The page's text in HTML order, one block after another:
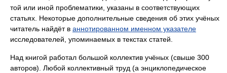
той или иной проблематики, указаны в соответствующих
статьях. Некоторые дополнительные сведения об этих учёных
читатель найдёт в аннотированном именном указателе
исследователей, упоминаемых в текстах статей.
Над книгой работал большой коллектив учёных (свыше 300
авторов). Любой коллективный труд (а энциклопедическое